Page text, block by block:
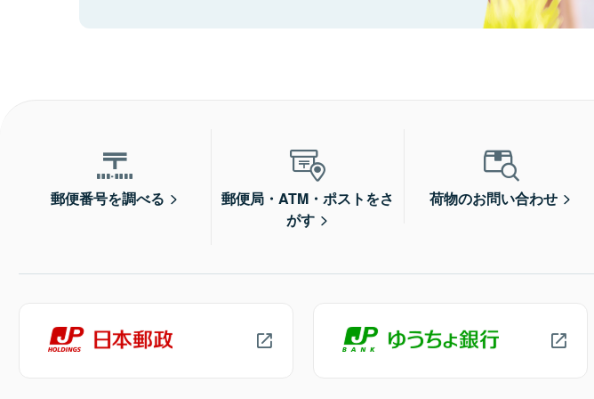
郵便番号を調べる
郵便局・ATM・ポストをさ
がす
荷物のお問い合わせ